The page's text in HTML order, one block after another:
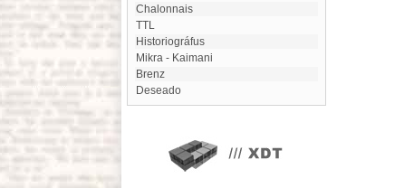
Chalonnais
TTL
historiográfus
Mikra - Kaimani
Brenz
Deseado